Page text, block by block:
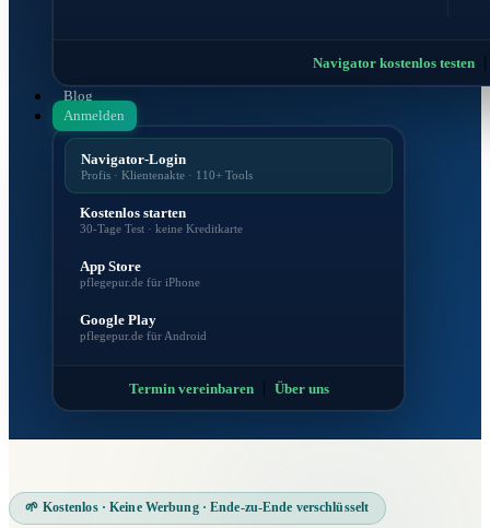
Navigator kostenlos testen
Blog
Anmelden
Navigator-Login
Profis · Klientenakte · 110+ Tools
Kostenlos starten
30-Tage Test · keine Kreditkarte
App Store
pflegepur.de für iPhone
Google Play
pflegepur.de für Android
Termin vereinbaren| Über uns
🌱 Kostenlos · Keine Werbung · Ende-zu-Ende verschlüsselt